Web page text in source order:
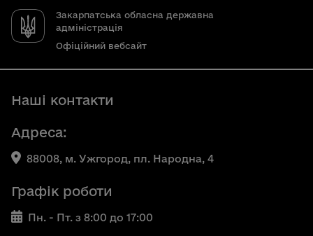
Закарпатська обласна державна
адміністрація
Офіційний вебсайт
Наші контакти
Адреса:
88008, м. Ужгород, пл. Народна, 4
Графік роботи
Пн. - Пт. з 8:00 до 17:00